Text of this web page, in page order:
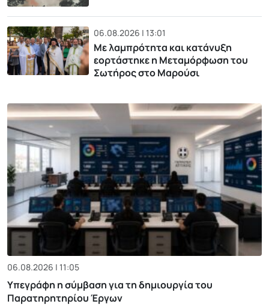
06.08.2026 | 13:01
Με λαμπρότητα και κατάνυξη
εορτάστηκε η Μεταμόρφωση του
Σωτήρος στο Μαρούσι
06.08.2026 | 11:05
Υπεγράφη η σύμβαση για τη δημιουργία του
Παρατηρητηρίου Έργων